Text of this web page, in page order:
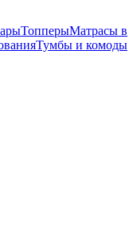
ТопперыМатрасы в
Тумбы и комоды